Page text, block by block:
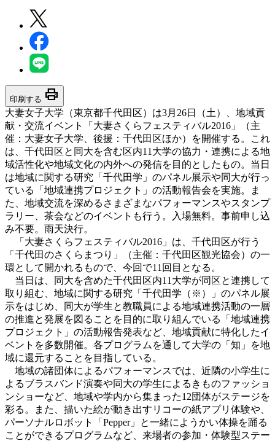
印刷する print
大妻女子大学（東京都千代田区）は3月26日（土）、地域貢
献・交流イベント「大妻さくらフェスティバル2016」（主
催：大妻女子大学、後援：千代田区ほか）を開催する。これ
は、千代田区と同大を含む区内11大学の協力・連携による地
域活性化や地域文化の内外への発信を目的としたもの。当日
は地域に関する研究「千代田学」のパネル展示や同大が行っ
ている「地域連携プロジェクト」の活動報告会を実施。ま
た、地域交流を深めるさまざまなパフォーマンスやスタンプ
ラリー、茶会などのイベントも行う。入場無料。事前申し込
み不要。雨天決行。
「大妻さくらフェスティバル2016」は、千代田区が行う
「千代田のさくらまつり」（主催：千代田区観光協会）の一
環として開かれるもので、今回で11回目となる。
当日は、同大を含めた千代田区内11大学が同区と連携して
取り組む、地域に関する研究「千代田学（※）」のパネル展
示をはじめ、同大が学生と教職員による地域連携活動の一層
の推進と発展を図ることを目的に取り組んでいる「地域連携
プロジェクト」の活動報告発表など、地域貢献に特化したイ
ベントを多数開催。各プログラムを通して大学の「知」を地
域に還元することを目指している。
地域の諸団体によるパフォーマンスでは、近隣の小学生に
よるブラスバンド演奏や同大の学生によるきものファッショ
ンショーなど、地域や学内から集まった12団体がステージを
彩る。また、描いた絵が動き出すリコーの紙アプリ体験や、
パーソナルロボット「Pepper」と一緒にようかい体操を踊る
ことができるプログラムなど、来場者の参加・体験型ステー